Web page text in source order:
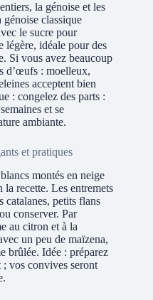
la génoise et les
classique
le sucre pour
légère, idéale pour des
Si vous avez beaucoup
d’œufs : moelleux,
acceptent bien
: congelez des parts :
et se
ambiante.
et pratiques
montés en neige
recette. Les entremets
petits flans
conserver. Par
au citron et à la
un peu de maïzena,
brûlée. Idée : préparez
; vos convives seront